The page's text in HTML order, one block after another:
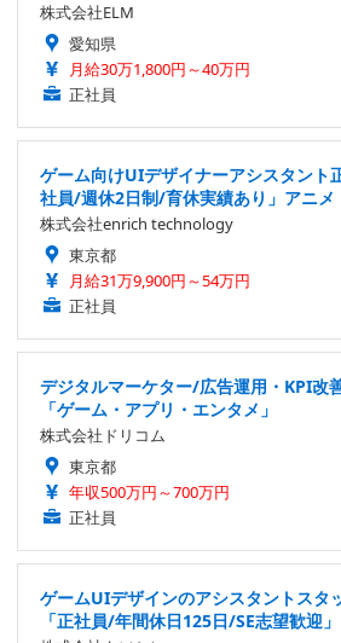
株式会社ELM
愛知県
月給30万1,800円～40万円
正社員
ゲーム向けUIデザイナーアシスタント
社員/週休2日制/育休実績あり」アニメ
株式会社enrich technology
東京都
月給31万9,900円～54万円
正社員
デジタルマーケター/広告運用・KPI改
「ゲーム・アプリ・エンタメ」
株式会社ドリコム
東京都
年収500万円～700万円
正社員
ゲームUIデザインのアシスタントスタ
「正社員/年間休日125日/SE志望歓迎